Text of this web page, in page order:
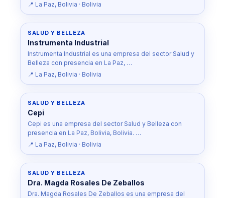
📍 La Paz, Bolivia · Bolivia
SALUD Y BELLEZA
Instrumenta Industrial
Instrumenta Industrial es una empresa del sector Salud y
Belleza con presencia en La Paz, …
📍 La Paz, Bolivia · Bolivia
SALUD Y BELLEZA
Cepi
Cepi es una empresa del sector Salud y Belleza con
presencia en La Paz, Bolivia, Bolivia. …
📍 La Paz, Bolivia · Bolivia
SALUD Y BELLEZA
Dra. Magda Rosales De Zeballos
Dra. Magda Rosales De Zeballos es una empresa del